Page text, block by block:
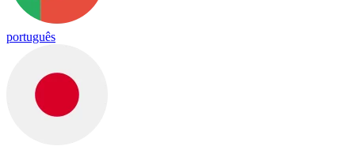
português